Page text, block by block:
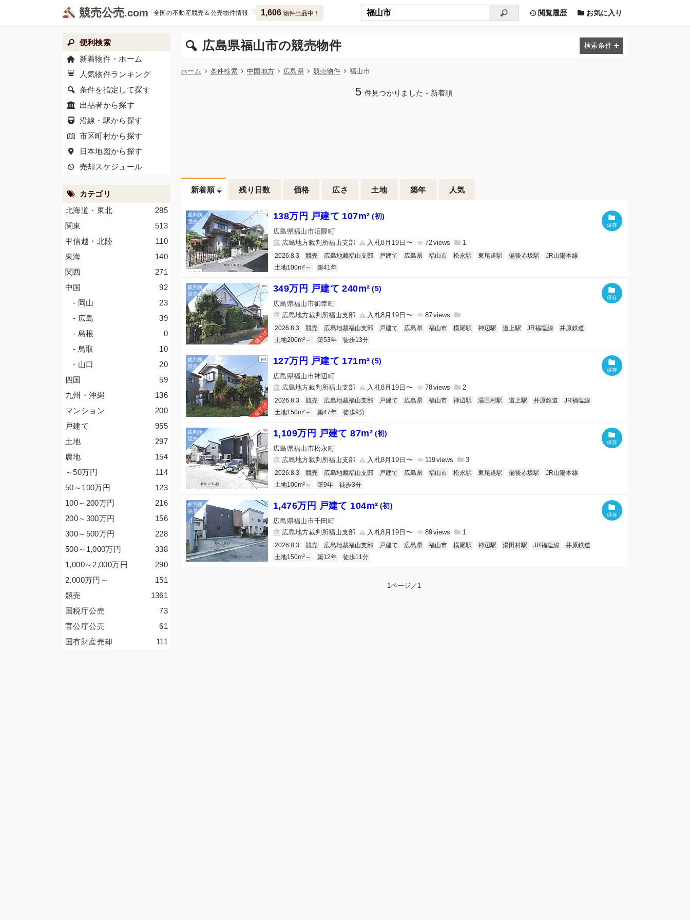
競売公売 全国の不動産競売＆公売物件情報 1,606物件出品中！ 閲覧履歴 お気に入り
広島県福山市の競売物件
ホーム 条件検索 中国地方 広島県 競売物件 福山市
5 件見つかりました - 新着順
新着順 残り日数 価格 広さ 土地 築年 人気
138万円 戸建て 107m² (初)
広島県福山市沼隈町
広島地方裁判所福山支部
入札8月19日〜 72 1
2026.8.3 競売 広島地裁福山支部 戸建て 広島県 福山市 松永駅 東尾道駅 備後赤坂駅
JR山陽本線
土地100m²～
築41年
値下げ
349万円 戸建て 240m² (5)
広島県福山市御幸町
広島地方裁判所福山支部
入札8月19日〜 87
2026.8.3 競売 広島地裁福山支部 戸建て 広島県 福山市 横尾駅 神辺駅 道上駅 JR福塩線
井原鉄道
土地200m²～
築53年 徒歩13分
値下げ
127万円 戸建て 171m² (5)
広島県福山市神辺町
広島地方裁判所福山支部
入札8月19日〜 78 2
2026.8.3 競売 広島地裁福山支部 戸建て 広島県 福山市 神辺駅 湯田村駅 道上駅 井原鉄道
JR福塩線
土地150m²～
築47年 徒歩9分
1,109万円 戸建て 87m² (初)
広島県福山市松永町
広島地方裁判所福山支部
入札8月19日〜 119 3
2026.8.3 競売 広島地裁福山支部 戸建て 広島県 福山市 松永駅 東尾道駅 備後赤坂駅
JR山陽本線
土地100m²～
築9年 徒歩3分
1,476万円 戸建て 104m² (初)
広島県福山市千田町
広島地方裁判所福山支部
入札8月19日〜 89 1
2026.8.3 競売 広島地裁福山支部 戸建て 広島県 福山市 横尾駅 神辺駅 湯田村駅 JR福塩線
井原鉄道
土地150m²～
築12年 徒歩11分
1ページ／1
便利検索
新着物件・ホーム
人気物件ランキング
条件を指定して探す
出品者から探す
沿線・駅から探す
市区町村から探す
日本地図から探す
売却スケジュール
カテゴリ
285
北海道・東北
513
関東
110
甲信越・北陸
140
東海
271
関西
92
中国
23
- 岡山
39
- 広島
0
- 島根
10
- 鳥取
20
- 山口
59
四国
136
九州・沖縄
200
マンション
955
戸建て
297
土地
154
農地
114
～50万円
123
50～100万円
216
100～200万円
156
200～300万円
228
300～500万円
338
500～1,000万円
290
1,000～2,000万円
151
2,000万円 ～
1361
競売
73
国税庁公売
61
官公庁公売
111
国有財産売却